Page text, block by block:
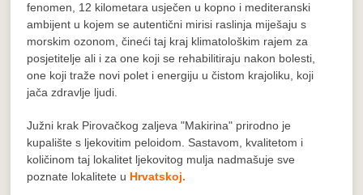
fenomen, 12 kilometara usječen u kopno i mediteranski
ambijent u kojem se autentični mirisi raslinja miješaju s
morskim ozonom, čineći taj kraj klimatološkim rajem za
posjetitelje ali i za one koji se rehabilitiraju nakon bolesti,
one koji traže novi polet i energiju u čistom krajoliku, koji
jača zdravlje ljudi.
Južni krak Pirovačkog zaljeva "Makirina" prirodno je
kupalište s ljekovitim peloidom. Sastavom, kvalitetom i
količinom taj lokalitet ljekovitog mulja nadmašuje sve
poznate lokalitete u Hrvatskoj.